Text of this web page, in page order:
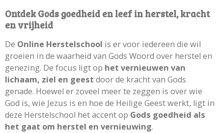
Ontdek Gods goedheid en leef in herstel, kracht
en vrijheid
De Online Herstelschool is er voor iedereen die wil
groeien in de waarheid van Gods Woord over herstel en
genezing. De focus ligt op het vernieuwen van
lichaam, ziel en geest door de kracht van Gods
genade. Hoewel er zoveel meer te zeggen is over wie
God is, wie Jezus is en hoe de Heilige Geest werkt, ligt in
deze Herstelschool het accent op Gods goedheid als
het gaat om herstel en vernieuwing.